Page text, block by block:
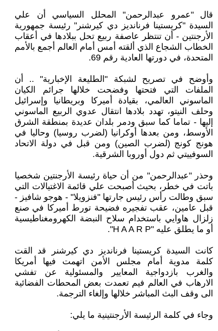
قال "عمرو عبدالرحمن" المحلل السياسي أن علي
السيدة "كريستينا فرنانديز دي كيرشنر" رئيسة جمهورية
الأرجنتين - أن تنتظر عاصفة ربيع تحل ببلادها في أعقاب
الخطاب الشجاع الذي ألقته أمس أمام العالم أجمع بالأمم
المتحدة، في دورتها العادية رقم 69.
وأوضح في تصريح لشبكة "الطليعة الإخبارية" .. أن
الملفات التي فتحتها وفضحت خلالها جرائم الكيان
الماسوني العالمي، بقيادة أميركا وبريطانيا وإسرائيل
وحلف النيتو، تهدد بلادها انتقال عدوي الربيع الماسوني
إليها - تماما كما سبق ودمر بلدان عديدة بمنطقة الشرق
الأوسط، ومن بعدها أوكرانيا (لضرب روسيا) وحاليا في
هونج كونج (لضرب الصين) ومن قبل في دولة الاتحاد
السوفييتي ثم دول أوروبا الشرقية.
وحذر "عبدالرحمن" من أن حياة رئيسة الأرجنتين شخصيا
باتت في خطر، بحيث أصبحت علي قائمة الاغتيالات التي
سبق وطالت رأس رئيس جارتها "فنزويلا" - هوجو شافيز -
قبل عامين، عقب تفجيره فضيحة تورط أميركا في صنع
زلزال هاوايي باستخدام سلاح النبضة الكهرومغناطيسية
أو ما يطلق عليه "H A A R P".
كانت السيدة كريستينا فرنانديز دي كيرشنر قد القت
كلمة مدوية أمام مجلس الأمن اتهمت فيها أمريكا
والغرب بازدواجية المعايير والمسئولية عن تفشي
الارهاب في العالم فيم تعمدت بعض المحطات الفضائية
الى وقف البث المباشر خلالها وإلغاء الترجمة.
وجاء في كلمة الرئيسة الأرجنتينية ما يلي: